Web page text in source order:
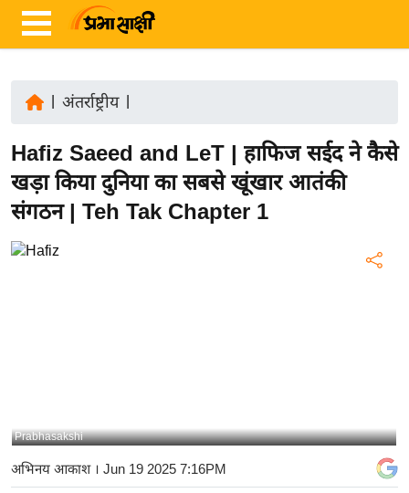
ज़ा
ख
र
रा
य
बि
ज़
अंतर्राष्ट्रीय|
Hafiz Saeed and LeT | हाफिज सईद ने कैसे
खड़ा किया दुनिया का सबसे खूंखार आतंकी
संगठन | Teh Tak Chapter 1
Prabhasakshi
अभिनय आकाश। Jun 19 2025 7:16PM